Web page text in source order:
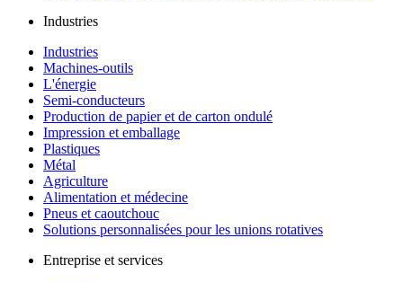
Industries
Industries
Machines-outils
L'énergie
Semi-conducteurs
Production de papier et de carton ondulé
Impression et emballage
Plastiques
Métal
Agriculture
Alimentation et médecine
Pneus et caoutchouc
Solutions personnalisées pour les unions rotatives
Entreprise et services